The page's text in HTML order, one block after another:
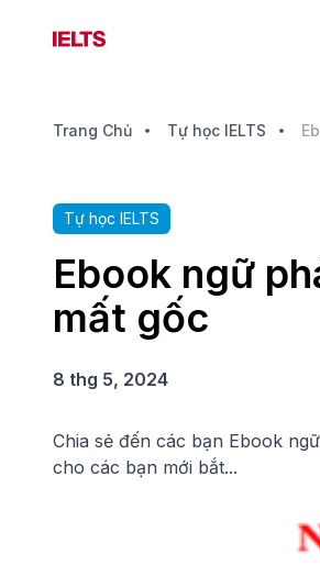
Trang Chủ Tự học IELTS
Tự học IELTS
Ebook ngữ
mất gốc
8 thg 5, 2024
Chia sẻ đến các bạn Ebook
cho các bạn mới bắt...